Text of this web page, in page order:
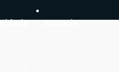
Anuncie